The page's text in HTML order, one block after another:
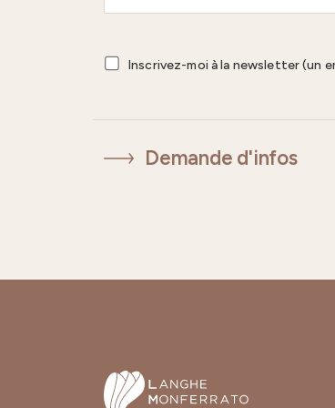
Inscrivez-moi à la newsletter (un
Demande d'infos